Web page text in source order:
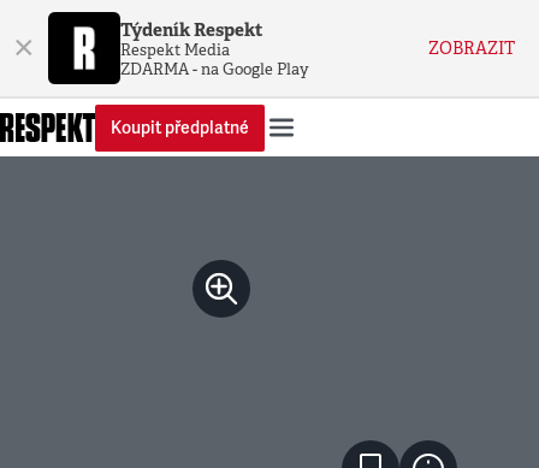
× Týdeník Respekt
Respekt Media
ZDARMA - na Google Play
ZOBRAZIT
Koupit předplatné